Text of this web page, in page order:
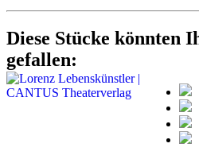
Diese Stücke könnten
gefallen: